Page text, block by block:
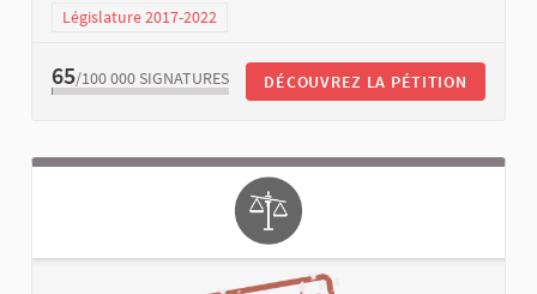
Législature 2017-2022
65/100 000 SIGNATURES DÉCOUVREZ LA PÉTITION